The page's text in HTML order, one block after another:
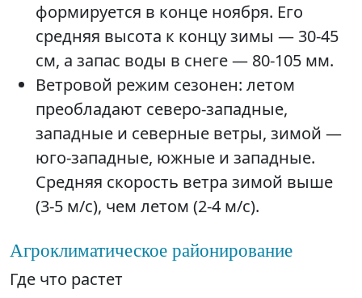
формируется в конце ноября. Его
средняя высота к концу зимы — 30-45
см, а запас воды в снеге — 80-105 мм.
Ветровой режим сезонен: летом
преобладают северо-западные,
западные и северные ветры, зимой —
юго-западные, южные и западные.
Средняя скорость ветра зимой выше
(3-5 м/с), чем летом (2-4 м/с).
Агроклиматическое районирование
Где что растет